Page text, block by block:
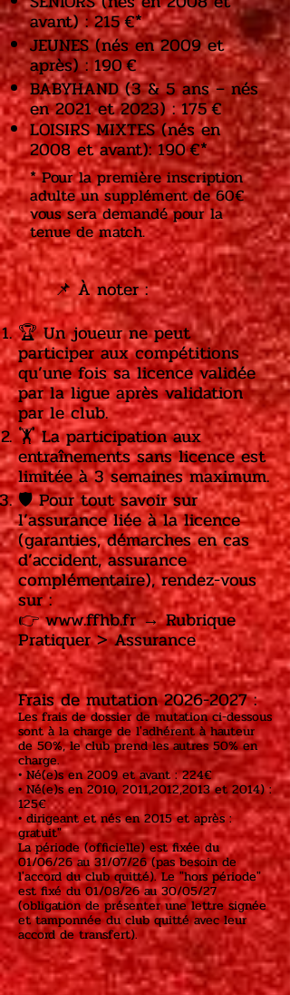
avant) : 215 €*
JEUNES (nés en 2009 et
après) : 190 €
BABYHAND (3 & 5 ans – nés
en 2021 et 2023) : 175 €
LOISIRS MIXTES (nés en
2008 et avant): 190 €*
* Pour la première inscription
adulte un supplément de 60€
vous sera demandé pour la
tenue de match​.
📌 À noter :
🏆 Un joueur ne peut
participer aux compétitions
qu’une fois sa licence validée
par la ligue après validation
par le club.
🏋️ La participation aux
entraînements sans licence est
limitée à 3 semaines maximum.
🛡️ Pour tout savoir sur
l’assurance liée à la licence
(garanties, démarches en cas
d’accident, assurance
complémentaire), rendez-vous
sur :
👉 www.ffhb.fr → Rubrique
Pratiquer > Assurance
Frais de mutation2026-2027:
Les frais de dossier de mutation ci-dessous
sont à la charge de l'adhérent à hauteur
de 50%, le club prend les autres 50% en
charge.
• Né(e)s en 2009 et avant : 224€
• Né(e)s en 2010, 2011,2012,2013 et 2014) :
125€
• dirigeant et nés en 2015 et après :
gratuit"
La période (officielle) est fixée du
01/06/26 au 31/07/26 (pas besoin de
l'accord du club quitté). Le "hors période"
est fixé du 01/08/26 au 30/05/27
(obligation de présenter une lettre signée
et tamponnée du club quitté avec leur
accord de transfert).